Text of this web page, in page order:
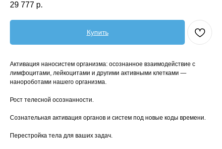
29 777 р.
Купить
Активация наносистем организма: осознанное взаимодействие с
лимфоцитами, лейкоцитами и другими активными клетками —
нанороботами нашего организма.
Рост телесной осознанности.
Сознательная активация органов и систем под новые коды времени.
Перестройка тела для ваших задач.